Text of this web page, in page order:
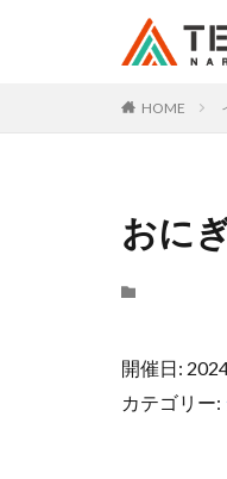
HOME
おに
開催日:
カテゴリー: